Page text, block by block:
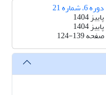
دوره 6، شماره 21
پاییز 1404
پاییز 1404
صفحه124-139